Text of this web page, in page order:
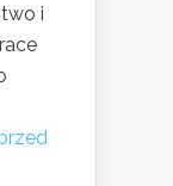
i